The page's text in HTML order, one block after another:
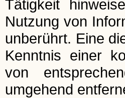
Tätigkeit
Nutzung von
unberührt. Eine
Kenntnis einer
von
umgehend